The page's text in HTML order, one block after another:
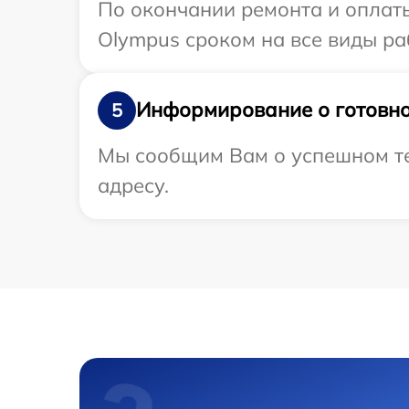
По окончании ремонта и
Olympus сроком на все виды
5
Информирование о
Мы сообщим Вам о успешном
адресу.